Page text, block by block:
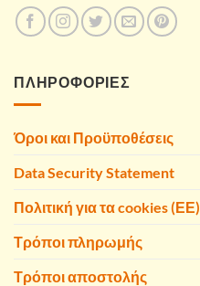
ΠΛΗΡΟΦΟΡΙΕΣ
Όροι και Προϋποθέσεις
Data Security Statement
Πολιτική για τα cookies (ΕΕ)
Τρόποι πληρωμής
Τρόποι αποστολής